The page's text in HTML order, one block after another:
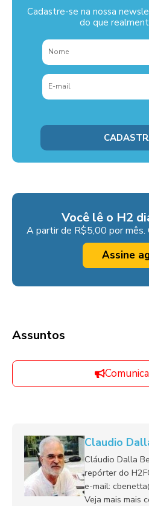
Cadastre-se na nossa
do que
Você lê o H2
A partir de R$5,00 por mês.
Assine
Assuntos
Claudio
Cláudio Dalla
repórter do
e-mail:
Veja mais mais